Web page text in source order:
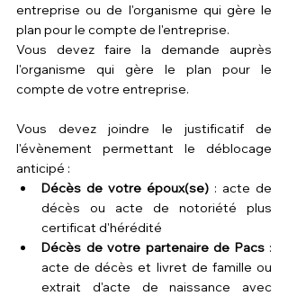
entreprise ou de l'organisme qui gère le
plan pour le compte de l'entreprise.
Vous devez faire la demande auprès
l'organisme qui gère le plan pour le
compte de votre entreprise.
Vous devez joindre le justificatif de
l'évènement permettant le déblocage
anticipé :
Décès de votre époux(se) : acte de
décès ou acte de notoriété plus
certificat d'hérédité
Décès de votre partenaire de Pacs :
acte de décès et livret de famille ou
extrait d'acte de naissance avec